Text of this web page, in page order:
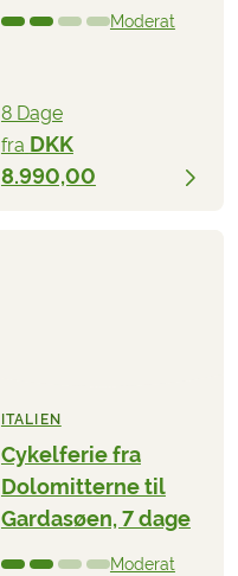
Moderat
8 Dage
fra DKK
8.990,00
ITALIEN
Cykelferie fra
Dolomitterne til
Gardasøen, 7 dage
Moderat